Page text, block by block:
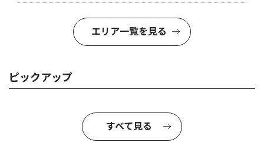
エリア一覧を見る
ピックアップ
すべて見る